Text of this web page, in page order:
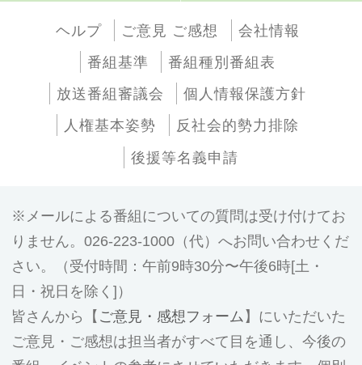
ヘルプ ご意見 ご感想
会社情報
番組基準
番組種別番組表
放送番組審議会
個人情報保護方針
人権基本姿勢
反社会的勢力排除
後援等名義申請
メールによる番組についての質問は受け付けてお
りません。026-223-1000（代）へお問い合わせくだ
さい。（受付時間：午前9時30分〜午後6時[土・
日・祝日を除く]）
皆さんから【 ご意見・感想フォーム 】にいただいた
ご意見・ご感想は担当者がすべて目を通し、今後の